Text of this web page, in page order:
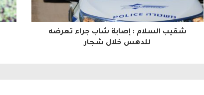
ا
ل
شقيب السلام : إصابة شاب جراء تعرضه
للدهس خلال شجار